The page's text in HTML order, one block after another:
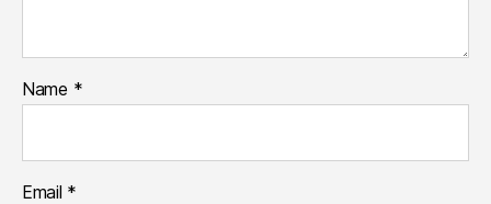
Name *
Email *